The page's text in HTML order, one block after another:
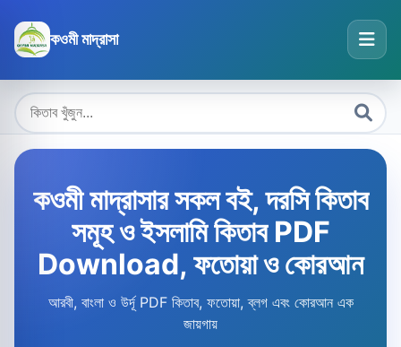
কওমী মাদ্রাসা
কওমী মাদ্রাসার সকল বই, দরসি কিতাব
সমূহ ও ইসলামি কিতাব PDF
Download, ফতোয়া ও কোরআন
আরবী, বাংলা ও উর্দূ PDF কিতাব, ফতোয়া, ব্লগ এবং কোরআন এক
জায়গায়